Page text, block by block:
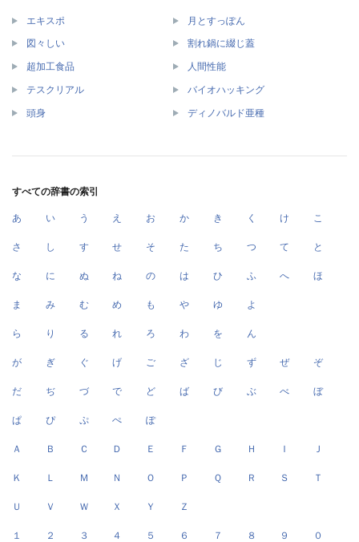
エキスポ 月とすっぽん
図々しい 割れ鍋に綴じ蓋
超加工食品 人間性能
テスクリアル バイオハッキング
頭身 ディノバルド亜種
すべての辞書の索引
あ い う え お か き く け こ
さ し す せ そ た ち つ て と
な に ぬ ね の は ひ ふ へ ほ
ま み む め も や ゆ よ
ら り る れ ろ わ を ん
が ぎ ぐ げ ご ざ じ ず ぜ ぞ
だ ぢ づ で ど ば び ぶ べ ぼ
ぱ ぴ ぷ ぺ ぽ
Ａ Ｂ Ｃ Ｄ Ｅ Ｆ Ｇ Ｈ Ｉ Ｊ
Ｋ Ｌ Ｍ Ｎ Ｏ Ｐ Ｑ Ｒ Ｓ Ｔ
Ｕ Ｖ Ｗ Ｘ Ｙ Ｚ
１ ２ ３ ４ ５ ６ ７ ８ ９ ０